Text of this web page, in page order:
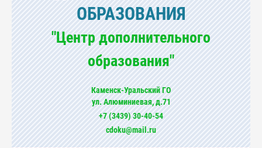
ОБРАЗОВАНИЯ
"Центр дополнительного
образования"
Каменск-Уральский ГО
ул. Алюминиевая, д.71
+7 (3439) 30-40-54
cdoku@mail.ru